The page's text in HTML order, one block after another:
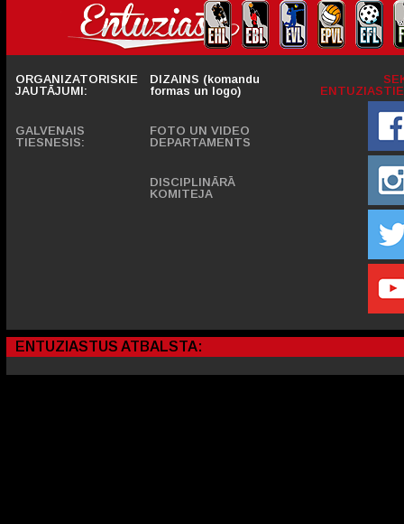
ORGANIZATORISKIE
JAUTĀJUMI:
GALVENAIS
TIESNESIS:
DIZAINS (komandu
formas un logo)
FOTO UN VIDEO
DEPARTAMENTS
DISCIPLINĀRĀ
KOMITEJA
ENTUZIASTUS ATBALSTA: